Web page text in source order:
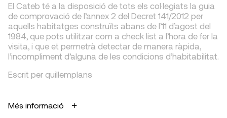
El Cateb té a la disposició de tots els col·legiats la guia
de comprovació de l’annex 2 del Decret 141/2012 per
aquells habitatges construïts abans de l’11 d’agost del
1984, que pots utilitzar com a check list a l’hora de fer la
visita, i que et permetrà detectar de manera ràpida,
l’incompliment d’alguna de les condicions d’habitabilitat.
Escrit per quillemplans
Més informació